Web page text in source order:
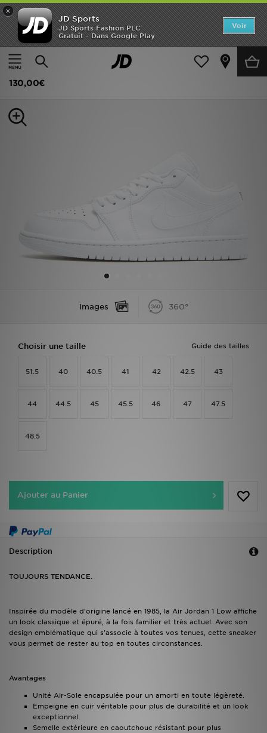
×
JD Sports
JD Sports Fashion PLC
Gratuit - Dans Google Play
Voir
Accueil
Homme Chaussures Homme Baskets
Jordan Air 1 Low Jordan Homme
130,00€
Images 360°
Guide des tailles
Choisir une taille
51.5 40 40.5 41 42 42.5 43
44 44.5 45 45.5 46 47 47.5
48.5
Ajouter au Panier
Description
TOUJOURS TENDANCE.
Inspirée du modèle d'origine lancé en 1985, la Air Jordan 1 Low affiche
un look classique et épuré, à la fois familier et très actuel. Avec son
design emblématique qui s'associe à toutes vos tenues, cette sneaker
vous permet de rester au top en toutes circonstances.
Avantages
Unité Air-Sole encapsulée pour un amorti en toute légèreté.
Empeigne en cuir véritable pour plus de durabilité et un look
exceptionnel.
Semelle extérieure en caoutchouc résistant pour plus
Accueil
Nouveautés
Enfant
Sports
Service client
Nos Magasins
Télécharge l'Appli